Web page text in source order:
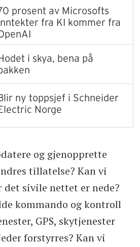
prosent av Microsofts
fra KI kommer fra
i skya, bena på
ny toppsjef i Schneider
Norge
og gjenopprette
tillatelse? Kan vi
sivile nettet er nede?
kommando og kontroll
GPS, skytjenester
forstyrres? Kan vi